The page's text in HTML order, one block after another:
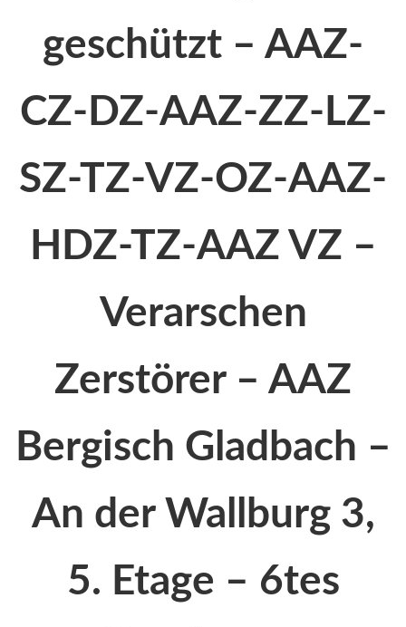
geschützt – AAZ-
CZ-DZ-AAZ-ZZ-LZ-
SZ-TZ-VZ-OZ-AAZ-
HDZ-TZ-AAZ VZ –
Verarschen
Zerstörer – AAZ
Bergisch Gladbach –
An der Wallburg 3,
5. Etage – 6tes